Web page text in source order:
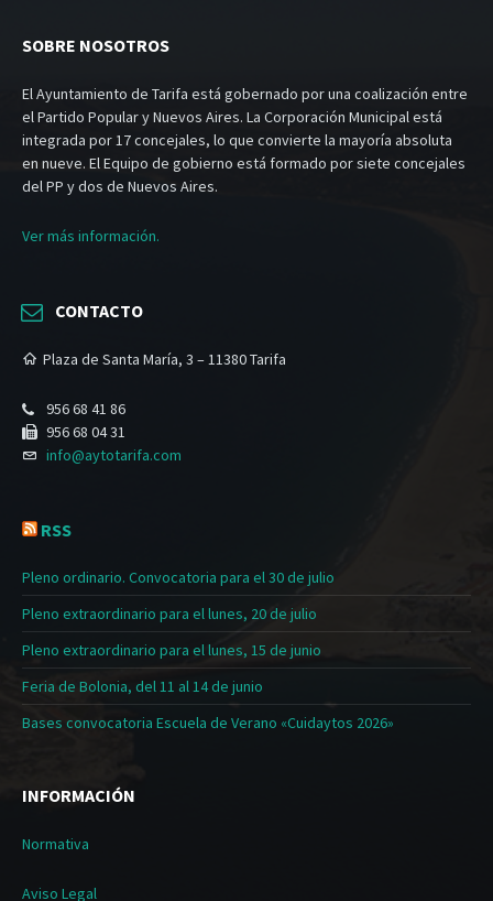
SOBRE NOSOTROS
El Ayuntamiento de Tarifa está gobernado por una coalización entre
el Partido Popular y Nuevos Aires. La Corporación Municipal está
integrada por 17 concejales, lo que convierte la mayoría absoluta
en nueve. El Equipo de gobierno está formado por siete concejales
del PP y dos de Nuevos Aires.
Ver más información.
CONTACTO
Plaza de Santa María, 3 – 11380 Tarifa
956 68 41 86
956 68 04 31
info@aytotarifa.com
RSS
Pleno ordinario. Convocatoria para el 30 de julio
Pleno extraordinario para el lunes, 20 de julio
Pleno extraordinario para el lunes, 15 de junio
Feria de Bolonia, del 11 al 14 de junio
Bases convocatoria Escuela de Verano «Cuidaytos 2026»
INFORMACIÓN
Normativa
Aviso Legal